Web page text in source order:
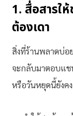
1. สื่อสารใ
ต้องเดา
สิ่งที่ร้านพลาดบ่อ
จะกลับมาตอบแช
หรือวันหยุดนี้ยังค